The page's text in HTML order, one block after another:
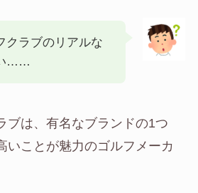
クラブのリアルな
……
ブは、有名なブランドの1つ
いことが魅力のゴルフメーカ